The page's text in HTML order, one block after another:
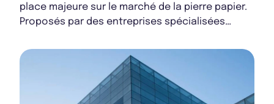
place majeure sur le marché de la pierre papier.
Proposés par des entreprises spécialisées